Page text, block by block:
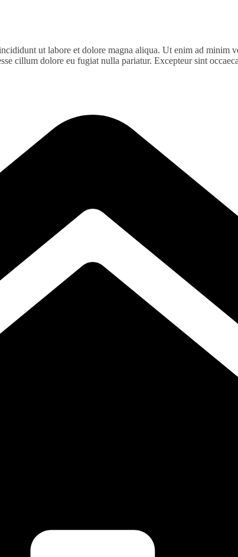
ut labore et dolore magna aliqua. Ut enim ad
cillum dolore eu fugiat nulla pariatur. Excepteur sint